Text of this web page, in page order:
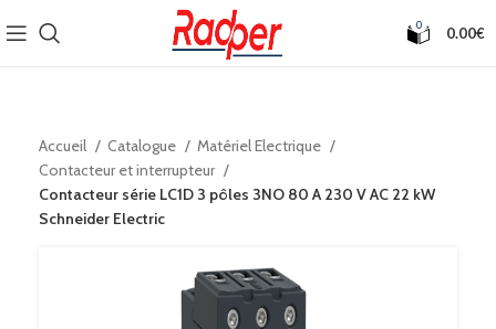
0 0.00€
Accueil Catalogue
Matériel Electrique
Contacteur et interrupteur
Contacteur série LC1D 3 pôles 3NO 80 A 230 V AC 22 kW
Schneider Electric